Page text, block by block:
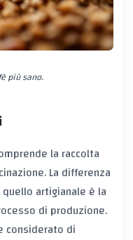
più sano.
la raccolta
La differenza
artigianale è la
di produzione.
considerato di